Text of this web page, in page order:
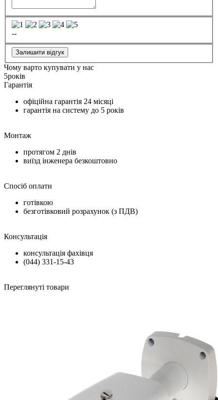
--
Залишити відгук
Чому варто купувати у нас
5років
Гарантія
офіційна гарантія 24 місяці
гарантія на систему до 5 років
Монтаж
протягом 2 днів
виїзд інженера безкоштовно
Спосіб оплати
готівкою
безготівковий розрахунок (з ПДВ)
Консультація
консультація фахівця
(044) 331-15-43
Переглянуті товари